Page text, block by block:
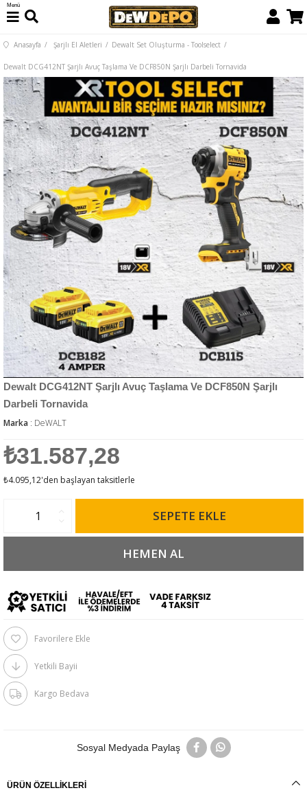
Menü
Anasayfa Şarjlı El Aletleri Dewalt Set Oluşturma - Toolselect
Dewalt DCG412NT Şarjlı Avuç Taşlama Ve DCF850N Şarjlı Darbeli Tornavida
Dewalt DCG412NT Şarjlı Avuç Taşlama Ve DCF850N Şarjlı
Darbeli Tornavida
Marka : DeWALT
₺31.587,28
₺4.095,12'den başlayan taksitlerle
Favorilere Ekle
Yetkili Bayii
Kargo Bedava
Sosyal Medyada Paylaş
ÜRÜN ÖZELLIKLERI